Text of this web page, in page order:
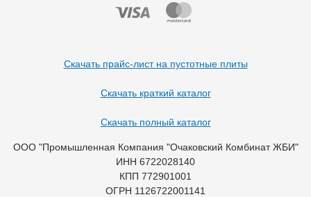
Скачать прайс-лист на пустотные плиты
Скачать краткий каталог
Скачать полный каталог
ООО "Промышленная Компания "Очаковский Комбинат ЖБИ"
ИНН 6722028140
КПП 772901001
ОГРН 1126722001141